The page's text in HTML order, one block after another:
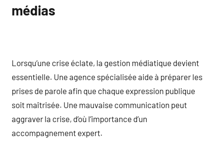
médias
Lorsqu’une crise éclate, la gestion médiatique devient
essentielle. Une agence spécialisée aide à préparer les
prises de parole afin que chaque expression publique
soit maîtrisée. Une mauvaise communication peut
aggraver la crise, d’où l’importance d’un
accompagnement expert.